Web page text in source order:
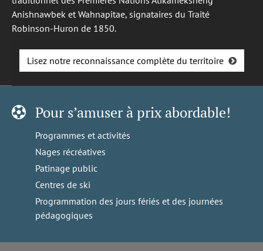
Anishnawbek et Wahnapitae, signataires du Traité
Robinson-Huron de 1850.
Lisez notre reconnaissance complète du territoire
Pour s’amuser à prix abordable!
Programmes et activités
Nages récréatives
Patinage public
Centres de ski
Programmation des jours fériés et des journées
pédagogiques